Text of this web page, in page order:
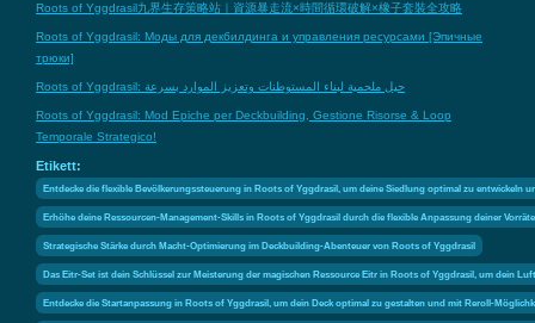
Roots of Yggdrasil九界生存策略站｜資源暴走流×時間循環破解×橡子套裝全攻略
Roots of Yggdrasil: Моды для декбилдинга и управления ресурсами [Эпичные
трюки]
Roots of Yggdrasil: حيل ملحمية لبناء المستوطنات وتعزيز الموارد بسرعة
Roots of Yggdrasil: Mod Epiche per Deckbuilding, Gestione Risorse & Loop
Temporale Strategico!
Etikett:
Entdecke die flexible Bevölkerungssteuerung in Roots of Yggdrasil, um deine Siedlung optimal zu entwickeln
Erhöhe deine Ressourcen-Management-Skills in Roots of Yggdrasil durch die flexible Anpassung deiner
Strategische Stärke durch Macht-Optimierung im Deckbuilding-Abenteuer von Roots of Yggdrasil
Das Eitr-Set ist dein Schlüssel zur Meisterung der magischen Ressource Eitr in Roots of Yggdrasil, um dein
Entdecke die Startanpassung in Roots of Yggdrasil, um dein Deck optimal zu gestalten und mit Reroll-